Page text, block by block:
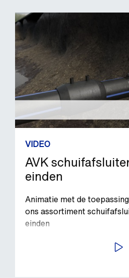
VIDEO
AVK
einden
Animatie met de
ons assortiment
einden